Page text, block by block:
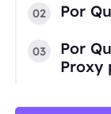
02 Por
03
Por
Proxy